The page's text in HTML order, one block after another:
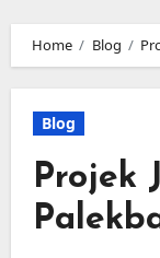
Home Blog
Blog
Projek